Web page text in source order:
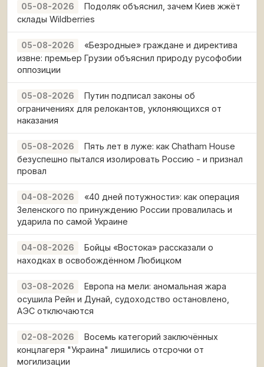
05-08-2026
Подоляк объяснил, зачем Киев жжёт
склады Wildberries
05-08-2026
«Безродные» граждане и директива
извне: премьер Грузии объяснил природу русофобии
оппозиции
05-08-2026
Путин подписал законы об
ограничениях для релокантов, уклоняющихся от
наказания
05-08-2026
Пять лет в луже: как Chatham House
безуспешно пытался изолировать Россию - и признал
провал
04-08-2026
«40 дней потужности»: как операция
Зеленского по принуждению России провалилась и
ударила по самой Украине
04-08-2026
Бойцы «Востока» рассказали о
находках в освобождённом Любицком
03-08-2026
Европа на мели: аномальная жара
осушила Рейн и Дунай, судоходство остановлено,
АЭС отключаются
02-08-2026
Восемь категорий заключённых
концлагеря "Украина" лишились отсрочки от
могилизации